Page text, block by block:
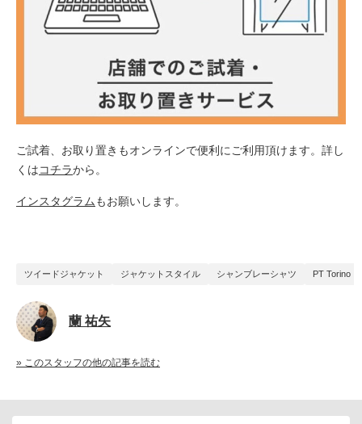
ご試着、お取り置きもオンラインで便利に ご利用頂けます。詳し
くはコチラから。
インスタグラム もお願いします。
ツイードジャケット ジャケットスタイル シャンブレーシャツ PT Torino
蘭 祐矢
» このスタッフの他の記事を読む